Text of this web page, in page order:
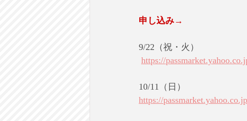
申し込み→
9/22（祝・火）
https://
10/11（日）
https://